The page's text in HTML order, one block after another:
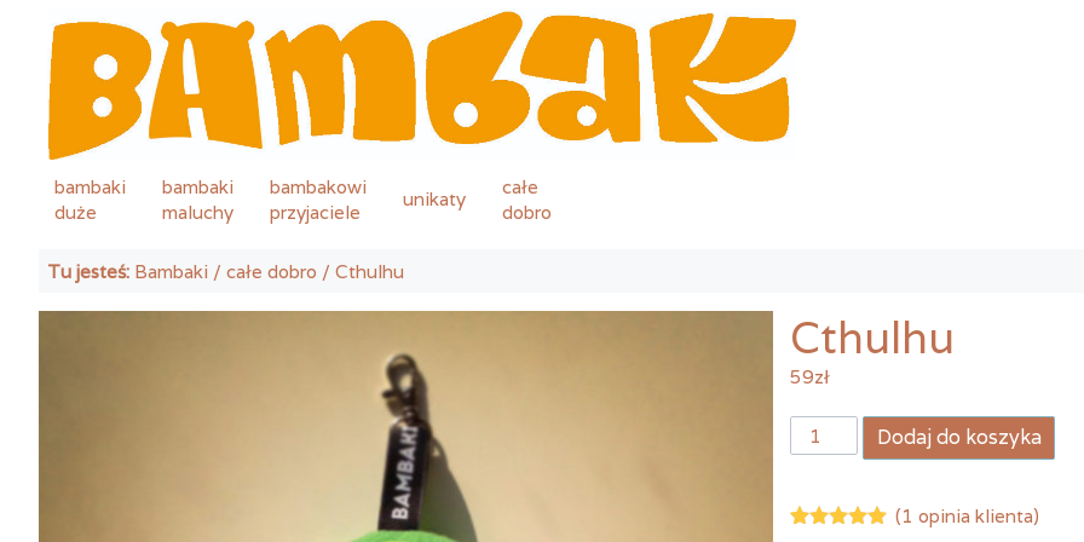
bambaki
duże
bambaki
maluchy
bambakowi
przyjaciele
unikaty
całe
dobro
Tu jesteś: Bambaki /całe dobro / Cthulhu
Cthulhu
59zł
ilość
Cthulhu
Dodaj do koszyka
(1 opinia klienta)